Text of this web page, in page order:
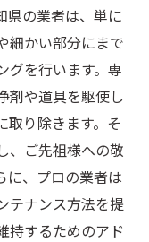
県の業者は、単に
細かい部分にまで
グを行います。専
剤や道具を駆使し
取り除きます。そ
、ご先祖様への敬
に、プロの業者は
テナンス方法を提
持するためのアド